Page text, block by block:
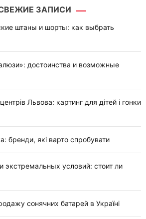
ЗАПИСИ
штаны и шорты: как выбрать
достоинства и возможные
Львова: картинг для дітей і гонки
бренди, які варто спробувати
экстремальных условий: стоит ли
сонячних батарей в Україні